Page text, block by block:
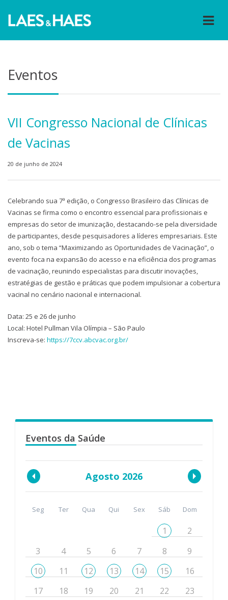
Eventos
VII Congresso Nacional de Clínicas
de Vacinas
20 de junho de 2024
Celebrando sua 7ª edição, o Congresso Brasileiro das Clínicas de
Vacinas se firma como o encontro essencial para profissionais e
empresas do setor de imunização, destacando-se pela diversidade
de participantes, desde pesquisadores a líderes empresariais. Este
ano, sob o tema “Maximizando as Oportunidades de Vacinação”, o
evento foca na expansão do acesso e na eficiência dos programas
de vacinação, reunindo especialistas para discutir inovações,
estratégias de gestão e práticas que podem impulsionar a cobertura
vacinal no cenário nacional e internacional.
Data: 25 e 26 de junho
Local: Hotel Pullman Vila Olímpia – São Paulo
Inscreva-se: https://7ccv.abcvac.org.br/
Eventos da Saúde
Agosto 2026
Seg Ter Qua Qui Sex Sáb Dom
1
2
3
4 5 6 7 8
9
10
11 12 13 14 15
16
17
18 19 20 21 22
23